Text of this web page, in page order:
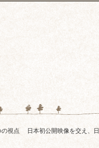
視点 日本初公開映像を交え、日